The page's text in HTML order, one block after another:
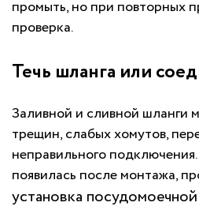
промыть, но при повторных
проверка.
Течь шланга или
Заливной и сливной шланги
трещин, слабых хомутов,
неправильного
появилась после монтажа,
установка